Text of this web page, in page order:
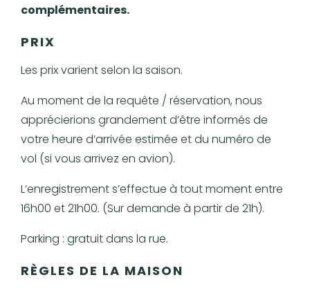
complémentaires.
PRIX
Les prix varient selon la saison.
Au moment de la requête / réservation, nous
apprécierions grandement d’être informés de
votre heure d’arrivée estimée et du numéro de
vol (si vous arrivez en avion).
L’enregistrement s’effectue à tout moment entre
16h00 et 21h00. (Sur demande à partir de 21h).
Parking : gratuit dans la rue.
RÈGLES DE LA MAISON